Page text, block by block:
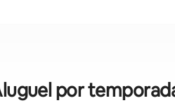
por